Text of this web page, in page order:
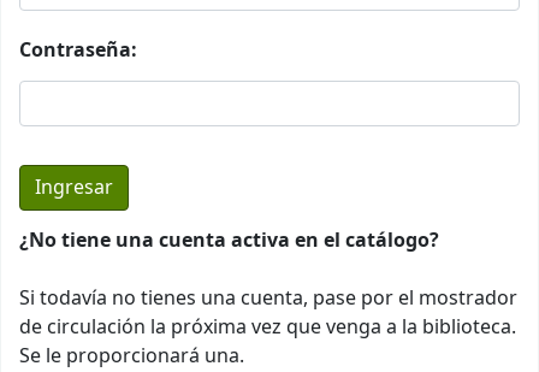
Contraseña:
¿No tiene una cuenta activa en el catálogo?
Si todavía no tienes una cuenta, pase por el mostrador
de circulación la próxima vez que venga a la biblioteca.
Se le proporcionará una.